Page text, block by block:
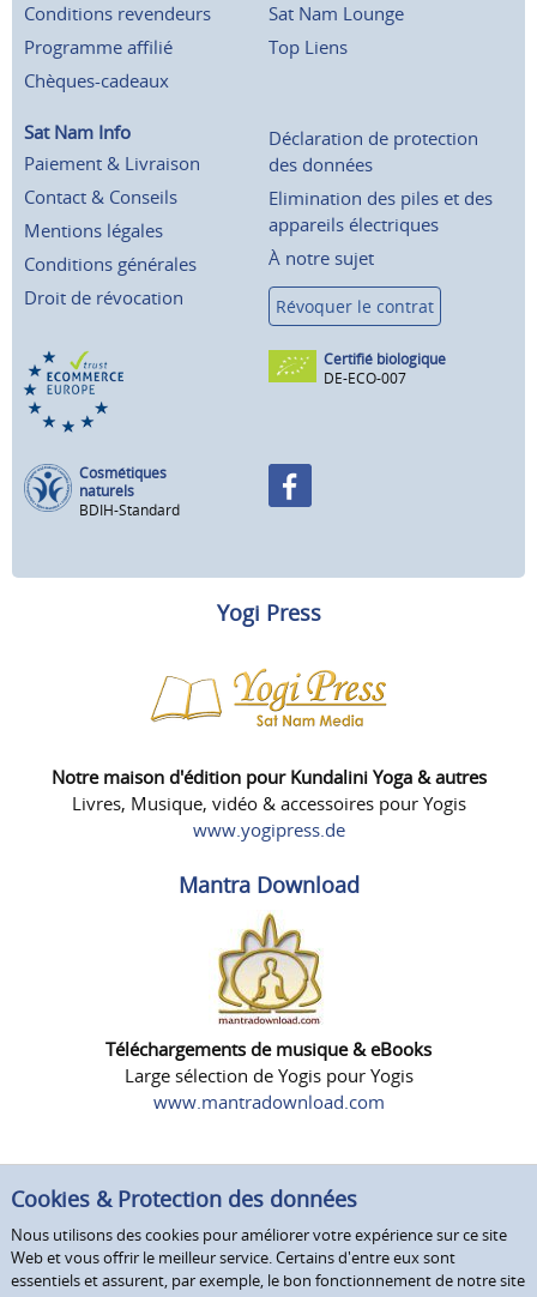
Conditions revendeurs
Programme affilié
Chèques-cadeaux
Sat Nam Lounge
Top Liens
Sat Nam Info
Paiement & Livraison
Contact & Conseils
Mentions légales
Conditions générales
Droit de révocation
Déclaration de protection
des données
Elimination des piles et des
appareils électriques
À notre sujet
Révoquer le contrat
Certifié biologique
DE-ECO-007
Cosmétiques
naturels
BDIH-Standard
Yogi Press
Notre maison d'édition pour Kundalini Yoga & autres
Livres, Musique, vidéo & accessoires pour Yogis
www.yogipress.de
Mantra Download
Téléchargements de musique & eBooks
Large sélection de Yogis pour Yogis
www.mantradownload.com
Cookies & Protection des données
Nous utilisons des cookies pour améliorer votre expérience sur ce site
Web et vous offrir le meilleur service. Certains d'entre eux sont
essentiels et assurent, par exemple, le bon fonctionnement de notre site